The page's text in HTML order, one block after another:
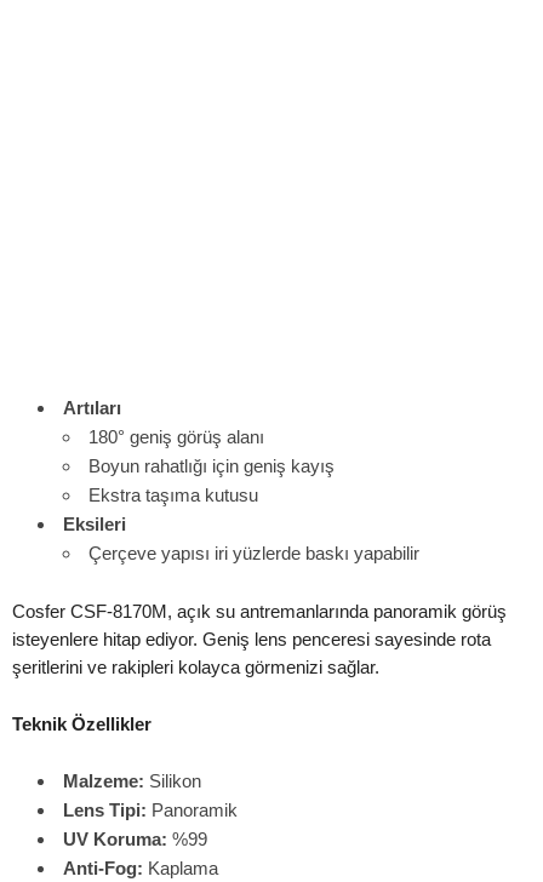
Artıları
180° geniş görüş alanı
Boyun rahatlığı için geniş kayış
Ekstra taşıma kutusu
Eksileri
Çerçeve yapısı iri yüzlerde baskı yapabilir
Cosfer CSF-8170M, açık su antremanlarında panoramik görüş
isteyenlere hitap ediyor. Geniş lens penceresi sayesinde rota
şeritlerini ve rakipleri kolayca görmenizi sağlar.
Teknik Özellikler
Malzeme: Silikon
Lens Tipi: Panoramik
UV Koruma: %99
Anti-Fog: Kaplama